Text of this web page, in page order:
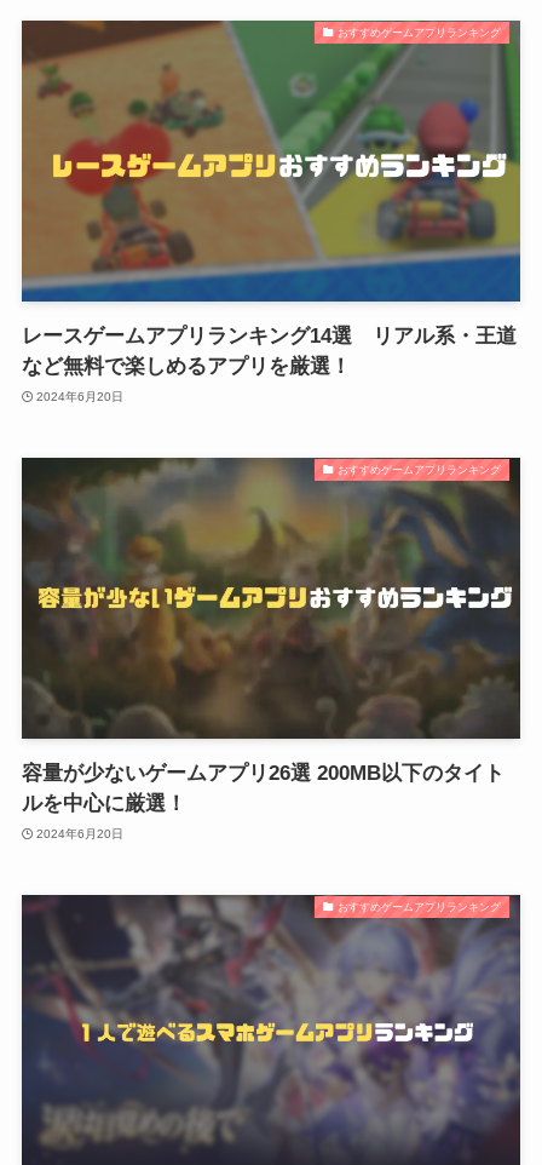
おすすめゲームアプリランキング
レースゲームアプリランキング14選 リアル系・王道
など無料で楽しめるアプリを厳選！
2024年6月20日
おすすめゲームアプリランキング
容量が少ないゲームアプリ26選 200MB以下のタイト
ルを中心に厳選！
2024年6月20日
おすすめゲームアプリランキング